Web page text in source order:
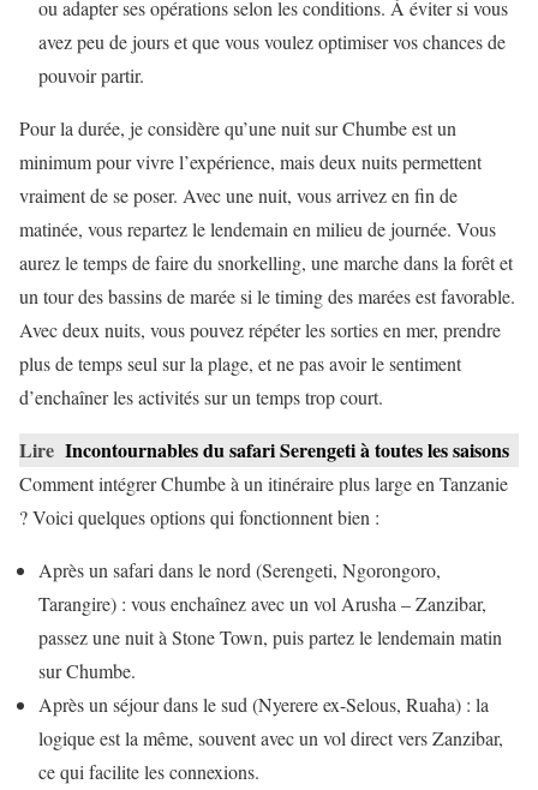
ou adapter ses opérations selon les conditions. À éviter si vous
avez peu de jours et que vous voulez optimiser vos chances de
pouvoir partir.
Pour la durée, je considère qu’une nuit sur Chumbe est un
minimum pour vivre l’expérience, mais deux nuits permettent
vraiment de se poser. Avec une nuit, vous arrivez en fin de
matinée, vous repartez le lendemain en milieu de journée. Vous
aurez le temps de faire du snorkelling, une marche dans la forêt et
un tour des bassins de marée si le timing des marées est favorable.
Avec deux nuits, vous pouvez répéter les sorties en mer, prendre
plus de temps seul sur la plage, et ne pas avoir le sentiment
d’enchaîner les activités sur un temps trop court.
Lire Incontournables du safari Serengeti à toutes les saisons
Comment intégrer Chumbe à un itinéraire plus large en Tanzanie
? Voici quelques options qui fonctionnent bien :
Après un safari dans le nord (Serengeti, Ngorongoro,
Tarangire) : vous enchaînez avec un vol Arusha – Zanzibar,
passez une nuit à Stone Town, puis partez le lendemain matin
sur Chumbe.
Après un séjour dans le sud (Nyerere ex-Selous, Ruaha) : la
logique est la même, souvent avec un vol direct vers Zanzibar,
ce qui facilite les connexions.